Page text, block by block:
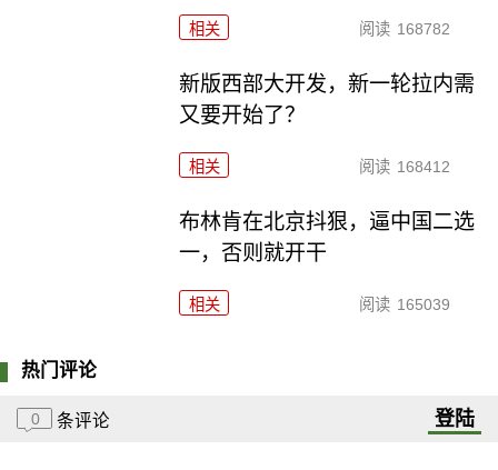
相关 阅读 168782
新版西部大开发，新一轮拉内需
又要开始了？
相关 阅读 168412
布林肯在北京抖狠，逼中国二选
一，否则就开干
相关 阅读 165039
热门评论
0 条评论 登陆